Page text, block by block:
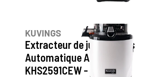
KUVINGS
Extracteur de jus Kuvings
Automatique AUTO10S -
KHS2591CEW - Blanc